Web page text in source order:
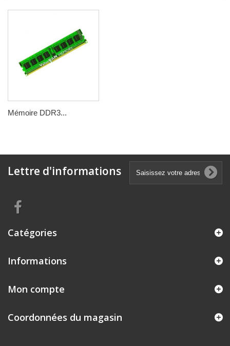
Mémoire DDR3...
Lettre d'informations
Catégories
Informations
Mon compte
Coordonnées du magasin